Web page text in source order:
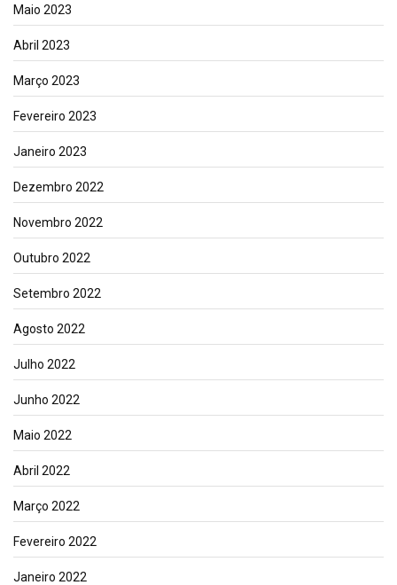
Maio 2023
Abril 2023
Março 2023
Fevereiro 2023
Janeiro 2023
Dezembro 2022
Novembro 2022
Outubro 2022
Setembro 2022
Agosto 2022
Julho 2022
Junho 2022
Maio 2022
Abril 2022
Março 2022
Fevereiro 2022
Janeiro 2022